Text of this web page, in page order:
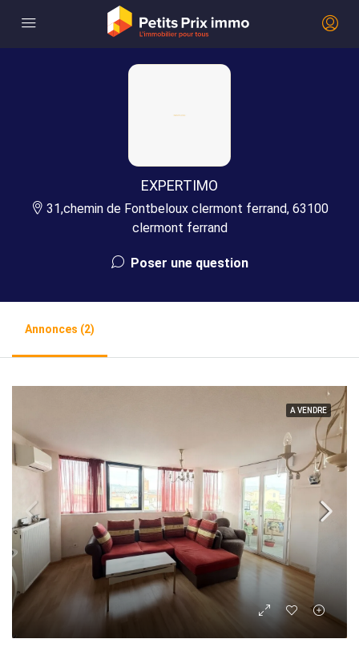
EXPERTIMO
31,chemin de Fontbeloux clermont ferrand, 63100
clermont ferrand
Poser une question
Annonces (2)
A VENDRE